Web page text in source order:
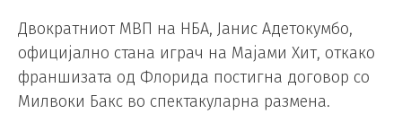
Двократниот МВП на НБА, Јанис Адетокумбо,
официјално стана играч на Мајами Хит, откако
франшизата од Флорида постигна договор со
Милвоки Бакс во спектакуларна размена.